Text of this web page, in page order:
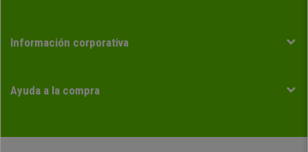
Información corporativa
Ayuda a la compra